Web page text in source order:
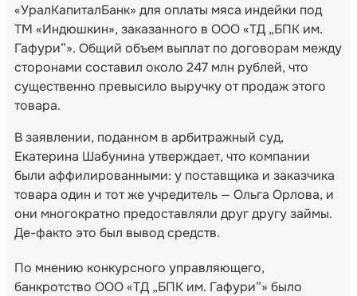
«УралКапиталБанк» для оплаты мяса индейки под
ТМ «Индюшкин», заказанного в ООО «ТД „БПК им.
Гафури”». Общий объем выплат по договорам между
сторонами составил около 247 млн рублей, что
существенно превысило выручку от продаж этого
товара.
В заявлении, поданном в арбитражный суд,
Екатерина Шабунина утверждает, что компании
были аффилированными: у поставщика и заказчика
товара один и тот же учредитель — Ольга Орлова, и
они многократно предоставляли друг другу займы.
Де-факто это был вывод средств.
По мнению конкурсного управляющего,
банкротство ООО «ТД „БПК им. Гафури”» было